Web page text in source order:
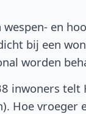
en
bij een
worden
inwoners telt
Hoe vroeger